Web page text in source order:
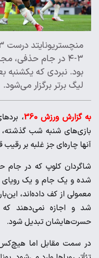
۳-۴ در جام حذفی،
لیگ برتر برگزار می‌شود.
به گزارش ورزش 360
،
بازی‌های شنبه شب گذشته،
آنها چاره‌ای جز غلبه بر رقیب
شاگردان کلوپ که در جام
شده و یک جام و یک رویای
معمولی از کف داده‌اند،
شد و اجازه نمی‌دهند که
حسرت‌هایشان تبدیل شود.
در سمت مقابل اما هیچ‌کس